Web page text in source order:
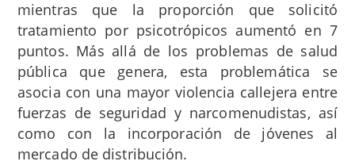
mientras que la proporción que solicitó
tratamiento por psicotrópicos aumentó en 7
puntos. Más allá de los problemas de salud
pública que genera, esta problemática se
asocia con una mayor violencia callejera entre
fuerzas de seguridad y narcomenudistas, así
como con la incorporación de jóvenes al
mercado de distribución.